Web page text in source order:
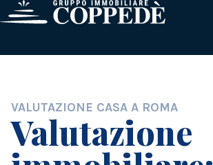
POSTED IN
VALUTAZIONE CASA A ROMA
Valutazione